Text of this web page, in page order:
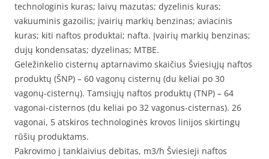
technologinis kuras; laivų mazutas; dyzelinis kuras;
vakuuminis gazoilis; įvairių markių benzinas; aviacinis
kuras; kiti naftos produktai; nafta. Įvairių markių benzinas;
dujų kondensatas; dyzelinas; MTBE.
Geležinkelio cisternų aptarnavimo skaičius Šviesiųjų naftos
produktų (ŠNP) – 60 vagonų cisternų (du keliai po 30
vagonų-cisternų). Tamsiųjų naftos produktų (TNP) – 64
vagonai-cisternos (du keliai po 32 vagonus-cisternas). 26
vagonai, 5 atskiros technologinės krovos linijos skirtingų
rūšių produktams.
Pakrovimo į tanklaivius debitas, m3/h Šviesieji naftos